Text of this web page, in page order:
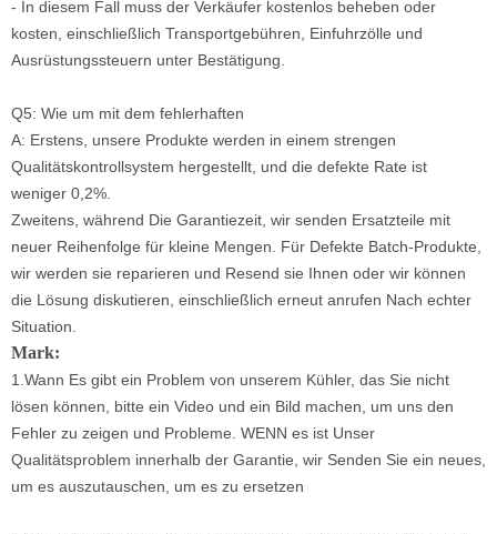
- In diesem Fall muss der Verkäufer kostenlos beheben oder
kosten, einschließlich Transportgebühren, Einfuhrzölle und
Ausrüstungssteuern unter Bestätigung.
Q5: Wie um mit dem fehlerhaften
A: Erstens, unsere Produkte werden in einem strengen
Qualitätskontrollsystem hergestellt, und die defekte Rate ist
weniger 0,2%.
Zweitens, während Die Garantiezeit, wir senden Ersatzteile mit
neuer Reihenfolge für kleine Mengen. Für Defekte Batch-Produkte,
wir werden sie reparieren und Resend sie Ihnen oder wir können
die Lösung diskutieren, einschließlich erneut anrufen Nach echter
Situation.
Mark:
1.Wann Es gibt ein Problem von unserem Kühler, das Sie nicht
lösen können, bitte ein Video und ein Bild machen, um uns den
Fehler zu zeigen und Probleme. WENN es ist Unser
Qualitätsproblem innerhalb der Garantie, wir Senden Sie ein neues,
um es auszutauschen, um es zu ersetzen